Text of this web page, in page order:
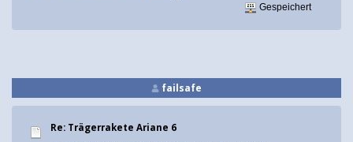
Gespeichert
failsafe
Re: Trägerrakete Ariane 6